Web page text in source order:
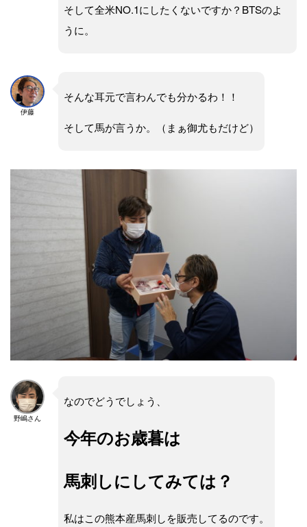
そして全米NO.1にしたくないですか？BTSのよ
うに。
伊藤
そんな耳元で言わんでも分かるわ！！
そして馬が言うか。（まぁ御尤もだけど）
野嶋さん
なのでどうでしょう、
今年のお歳暮は
馬刺しにしてみては？
私はこの熊本産馬刺しを販売してるのです。